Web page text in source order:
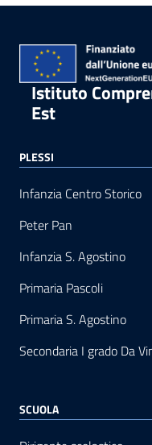
Istituto
Est
PLESSI
Infanzia Centro Storico
Peter Pan
Infanzia S. Agostino
Primaria Pascoli
Primaria S. Agostino
Secondaria I grado Da
SCUOLA